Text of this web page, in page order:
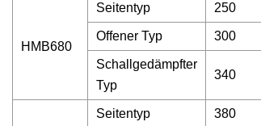
HMB680
Seitentyp 250
Offener Typ 300
Schallgedämpfter
Typ
340
Seitentyp 380